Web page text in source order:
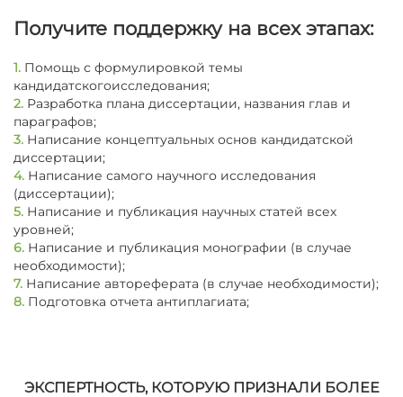
Получите поддержку на всех этапах:
1. Помощь с формулировкой темы
кандидатскогоисследования;
2. Разработка плана диссертации, названия глав и
параграфов;
3. Написание концептуальных основ кандидатской
диссертации;
4. Написание самого научного исследования
(диссертации);
5. Написание и публикация научных статей всех
уровней;
6. Написание и публикация монографии (в случае
необходимости);
7. Написание автореферата (в случае необходимости);
8. Подготовка отчета антиплагиата;
ЭКСПЕРТНОСТЬ, КОТОРУЮ ПРИЗНАЛИ БОЛЕЕ